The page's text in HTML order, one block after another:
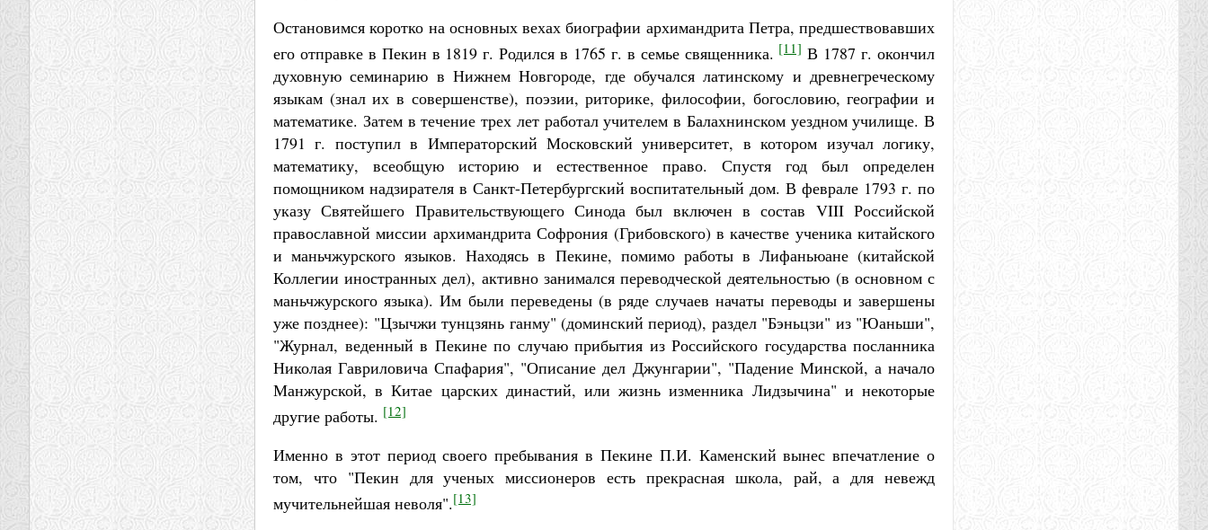
Остановимся коротко на основных вехах биографии архимандрита Петра, предшествовавших
его отправке в Пекин в 1819 г. Родился в 1765 г. в семье священника. [11] В 1787 г. окончил
духовную семинарию в Нижнем Новгороде, где обучался латинскому и древнегреческому
языкам (знал их в совершенстве), поэзии, риторике, философии, богословию, географии и
математике. Затем в течение трех лет работал учителем в Балахнинском уездном училище. В
1791 г. поступил в Императорский Московский университет, в котором изучал логику,
математику, всеобщую историю и естественное право. Спустя год был определен
помощником надзирателя в Санкт-Петербургский воспитательный дом. В феврале 1793 г. по
указу Святейшего Правительствующего Синода был включен в состав VIII Российской
православной миссии архимандрита Софрония (Грибовского) в качестве ученика китайского
и маньчжурского языков. Находясь в Пекине, помимо работы в Лифаньюане (китайской
Коллегии иностранных дел), активно занимался переводческой деятельностью (в основном с
маньчжурского языка). Им были переведены (в ряде случаев начаты переводы и завершены
уже позднее): "Цзычжи тунцзянь ганму" (доминский период), раздел "Бэньцзи" из "Юаньши",
"Журнал, веденный в Пекине по случаю прибытия из Российского государства посланника
Николая Гавриловича Спафария", "Описание дел Джунгарии", "Падение Минской, а начало
Манжурской, в Китае царских династий, или жизнь изменника Лидзычина" и некоторые
другие работы. [12]
Именно в этот период своего пребывания в Пекине П.И. Каменский вынес впечатление о
том, что "Пекин для ученых миссионеров есть прекрасная школа, рай, а для невежд
мучительнейшая неволя".[13]